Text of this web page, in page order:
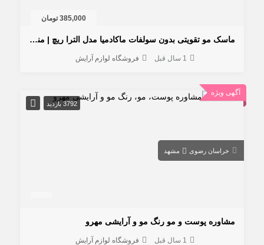
385,000 تومان
ماسک مو تقویتی بدون سولفات ماکادمیا مدل الترا ریچ | مناسب موهای آسیب دیده و فر
1 سال قبل فروشگاه لوازم آرایش
آگهی ویژه
3792 بازدید
خراسان رضوی مشهد
مشاوره پوست و مو رنگ مو و آرایشی مهرو
1 سال قبل فروشگاه لوازم آرایش